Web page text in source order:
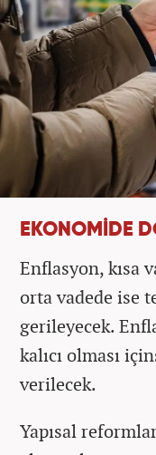
EKONOMİDE
Enflasyon, kısa
orta vadede ise
gerileyecek.
kalıcı olması
verilecek.
Yapısal